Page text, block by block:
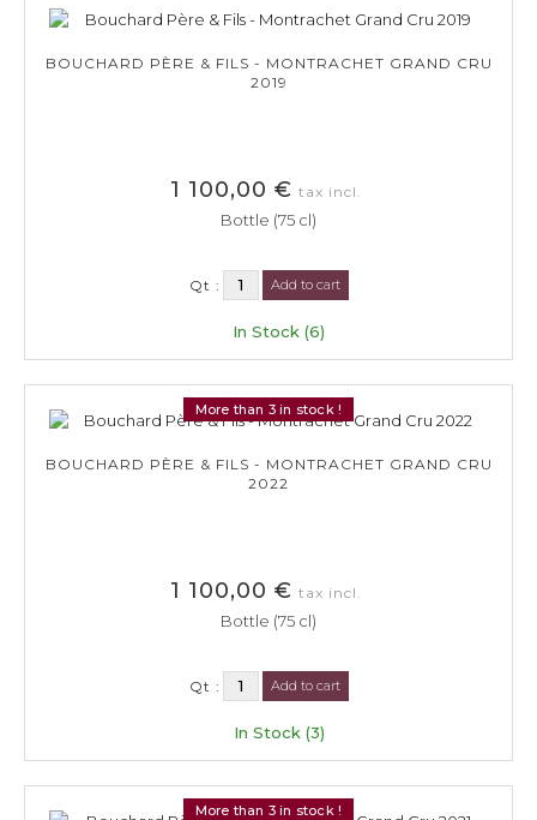
BOUCHARD PÈRE & FILS - MONTRACHET GRAND CRU
2019
1 100,00 € tax incl.
Bottle (75 cl)
Qt : Add to cart
In Stock (6)
More than 3 in stock !
BOUCHARD PÈRE & FILS - MONTRACHET GRAND CRU
2022
1 100,00 € tax incl.
Bottle (75 cl)
Qt : Add to cart
In Stock (3)
More than 3 in stock !